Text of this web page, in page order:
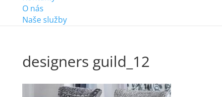
O nás
Naše služby
designers guild_12